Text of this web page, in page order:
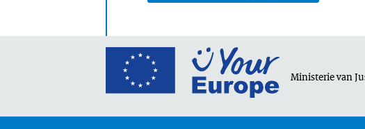
Ga
naar
homepage
Ministerie van